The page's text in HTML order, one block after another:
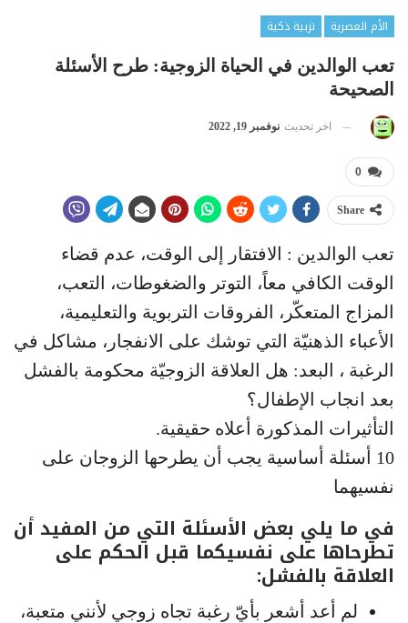
الأم العصرية
تربية ذكية
تعب الوالدين في الحياة الزوجية: طرح الأسئلة
الصحيحة
اخر تحديث نوفمبر 19, 2022
0
Share
تعب الوالدين : الافتقار إلى الوقت، عدم قضاء
الوقت الكافي معاً، التوتر والضغوطات، التعب،
المزاج المتعكّر، الفروقات التربوية والتعليمية،
الأعباء الذهنيّة التي توشك على الانفجار، مشاكل في
الرغبة ، البعد: هل العلاقة الزوجيّة محكومة بالفشل
بعد انجاب الإطفال؟
التأثيرات المذكورة أعلاه حقيقية.
10 أسئلة أساسية يجب أن يطرحها الزوجان على
نفسيهما
في ما يلي بعض الأسئلة التي من المفيد أن
تطرحاها على نفسيكما قبل الحكم على
العلاقة بالفشل:
لم أعد أشعر بأيّ رغبة تجاه زوجي لأنني متعبة،